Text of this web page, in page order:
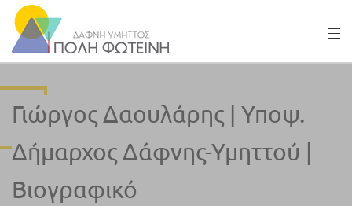
Γιώργος Δαουλάρης | Υποψ.
Δήμαρχος Δάφνης-Υμηττού |
Βιογραφικό